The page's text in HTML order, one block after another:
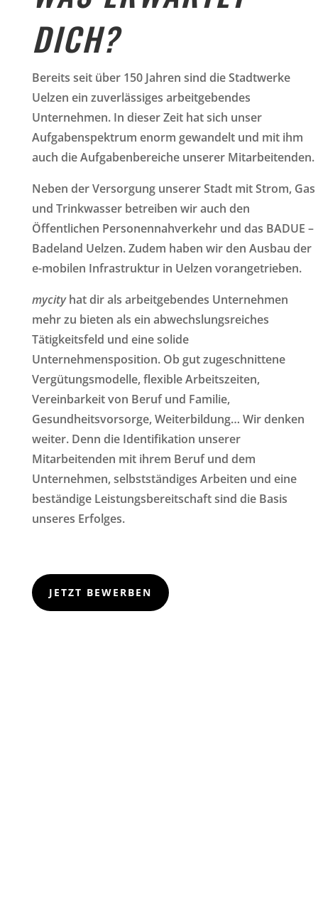
DICH?
Bereits seit über 150 Jahren sind die Stadtwerke
Uelzen ein zuverlässiges arbeitgebendes
Unternehmen. In dieser Zeit hat sich unser
Aufgabenspektrum enorm gewandelt und mit ihm
auch die Aufgabenbereiche unserer Mitarbeitenden.
Neben der Versorgung unserer Stadt mit Strom, Gas
und Trinkwasser betreiben wir auch den
Öffentlichen Personennahverkehr und das BADUE –
Badeland Uelzen. Zudem haben wir den Ausbau der
e-mobilen Infrastruktur in Uelzen vorangetrieben.
mycityhat dir als arbeitgebendes Unternehmen
mehr zu bieten als ein abwechslungsreiches
Tätigkeitsfeld und eine solide
Unternehmensposition. Ob gut zugeschnittene
Vergütungsmodelle, flexible Arbeitszeiten,
Vereinbarkeit von Beruf und Familie,
Gesundheitsvorsorge, Weiterbildung… Wir denken
weiter. Denn die Identifikation unserer
Mitarbeitenden mit ihrem Beruf und dem
Unternehmen, selbstständiges Arbeiten und eine
beständige Leistungsbereitschaft sind die Basis
unseres Erfolges.
JETZT BEWERBEN